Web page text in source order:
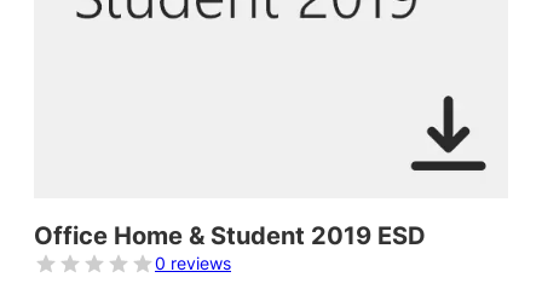
Office Home & Student 2019 ESD
0 reviews